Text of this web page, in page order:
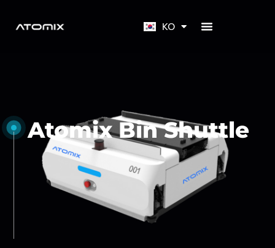
KO
JA
Atomix Bin Shuttle